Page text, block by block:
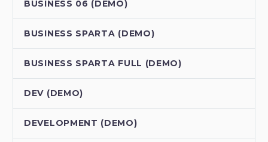
BUSINESS 06 (DEMO)
BUSINESS SPARTA (DEMO)
BUSINESS SPARTA FULL (DEMO)
DEV (DEMO)
DEVELOPMENT (DEMO)